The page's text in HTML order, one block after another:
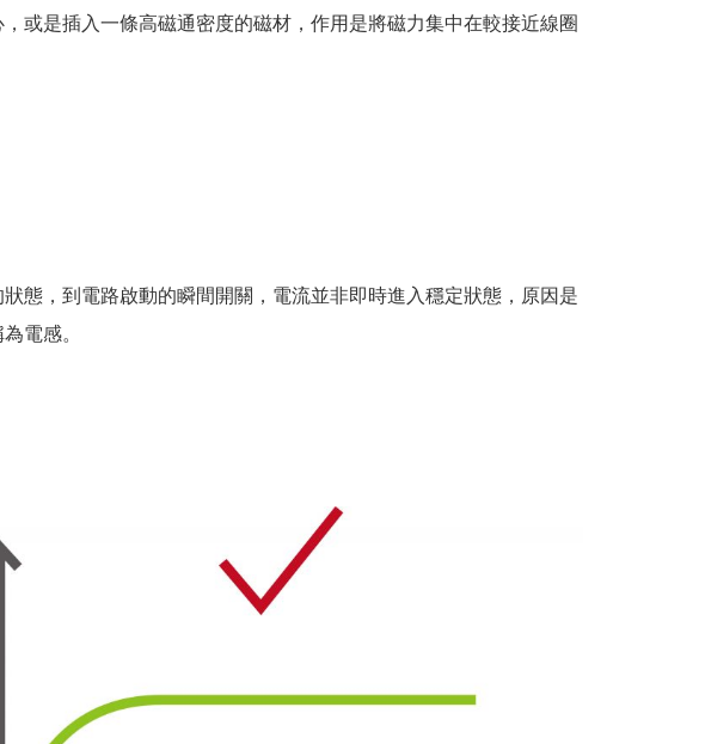
或是插入一條高磁通密度的磁材，作用是將磁力集中在較接近線圈
態，到電路啟動的瞬間開關，電流並非即時進入穩定狀態，原因是
電感。